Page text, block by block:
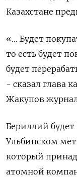
Казахстане
«... Будет
то есть будет
будет
- сказал глава
Жакупов
Бериллий будет
Ульбинском
который
атомной